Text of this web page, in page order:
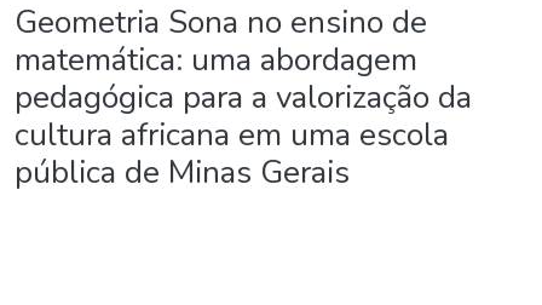
Geometria Sona no ensino de
matemática: uma abordagem
pedagógica para a valorização da
cultura africana em uma escola
pública de Minas Gerais